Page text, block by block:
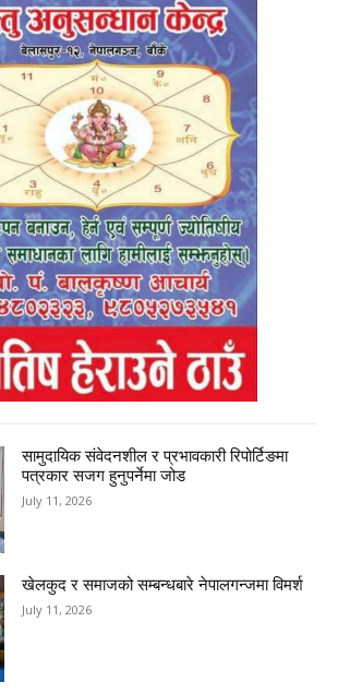
सामुदायिक संवेदनशील र प्रभावकारी रिपोर्टिङमा
पत्रकार सजग हुनुपर्नेमा जोड
July 11, 2026
खेलकुद र समाजको सम्बन्धबारे नेपालगन्जमा विमर्श
July 11, 2026